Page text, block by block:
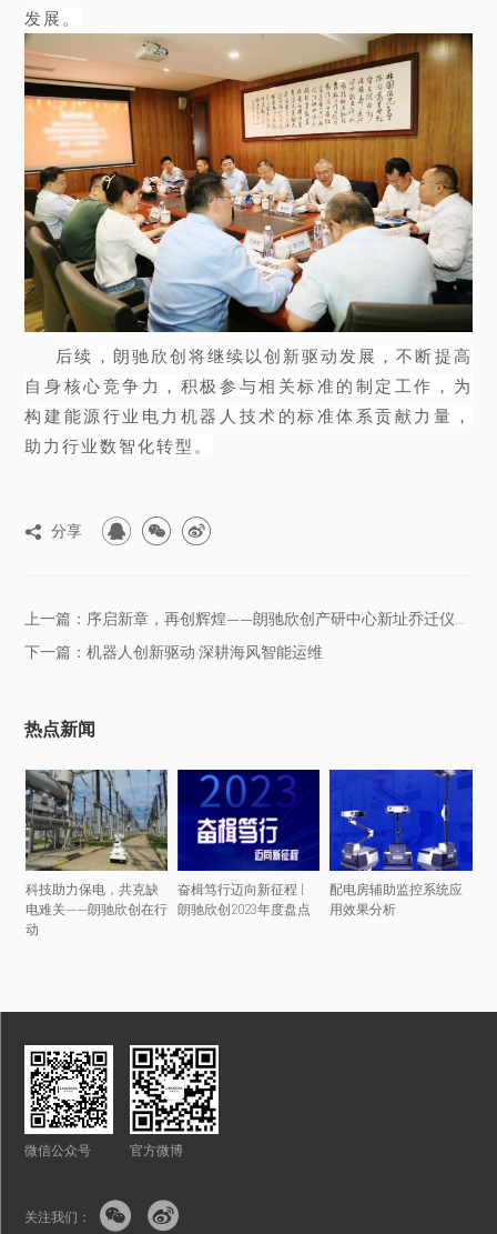
发展。
后续，朗驰欣创将继续以创新驱动发展，不断提高
自身核心竞争力，积极参与相关标准的制定工作，为
构建能源行业电力机器人技术的标准体系贡献力量，
助力行业数智化转型。
 分享   
下一篇：机器人创新驱动·深耕海风智能运维
热点新闻
科技助力保电，共克缺
电难关——朗驰欣创在行
动
奋楫笃行迈向新征程 |
朗驰欣创2023年度盘点
配电房辅助监控系统应
用效果分析
微信公众号 官方微博
关注我们：  